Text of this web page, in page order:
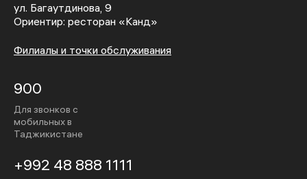
ул. Багаутдинова, 9
Ориентир: ресторан «Канд»
Филиалы и точки обслуживания
900
Для звонков с
мобильных в
Таджикистане
+992 48 888 1111